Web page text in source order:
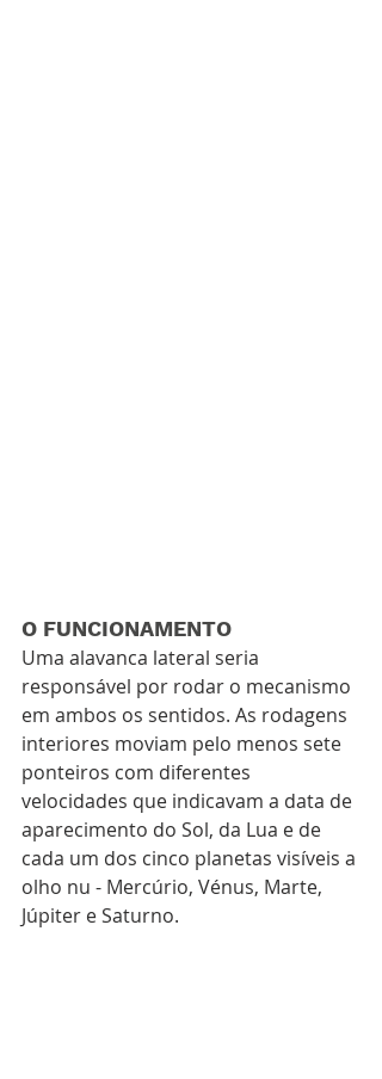
O FUNCIONAMENTO
Uma alavanca lateral seria
responsável por rodar o mecanismo
em ambos os sentidos. As rodagens
interiores moviam pelo menos sete
ponteiros com diferentes
velocidades que indicavam a data de
aparecimento do Sol, da Lua e de
cada um dos cinco planetas visíveis a
olho nu - Mercúrio, Vénus, Marte,
Júpiter e Saturno.